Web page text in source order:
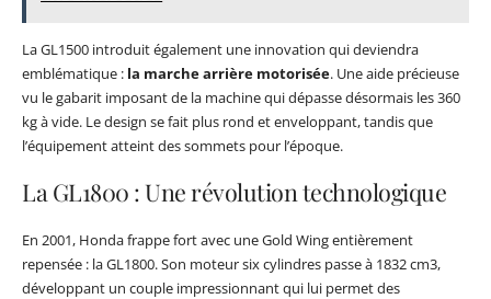
La GL1500 introduit également une innovation qui deviendra
emblématique : la marche arrière motorisée. Une aide précieuse
vu le gabarit imposant de la machine qui dépasse désormais les 360
kg à vide. Le design se fait plus rond et enveloppant, tandis que
l’équipement atteint des sommets pour l’époque.
La GL1800 : Une révolution technologique
En 2001, Honda frappe fort avec une Gold Wing entièrement
repensée : la GL1800. Son moteur six cylindres passe à 1832 cm3,
développant un couple impressionnant qui lui permet des